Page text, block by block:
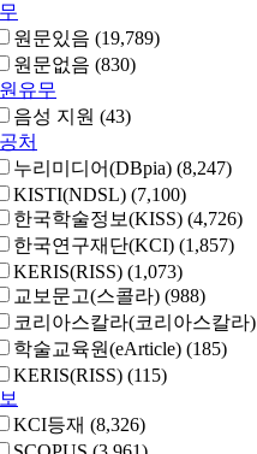
원문있음 (19,789)
원문없음 (830)
유무
음성 지원 (43)
처
누리미디어(DBpia) (8,247)
KISTI(NDSL) (7,100)
한국학술정보(KISS) (4,726)
한국연구재단(KCI) (1,857)
KERIS(RISS) (1,073)
교보문고(스콜라) (988)
코리아스칼라(코리아스칼라)
학술교육원(eArticle) (185)
KERIS(RISS) (115)
KCI등재 (8,326)